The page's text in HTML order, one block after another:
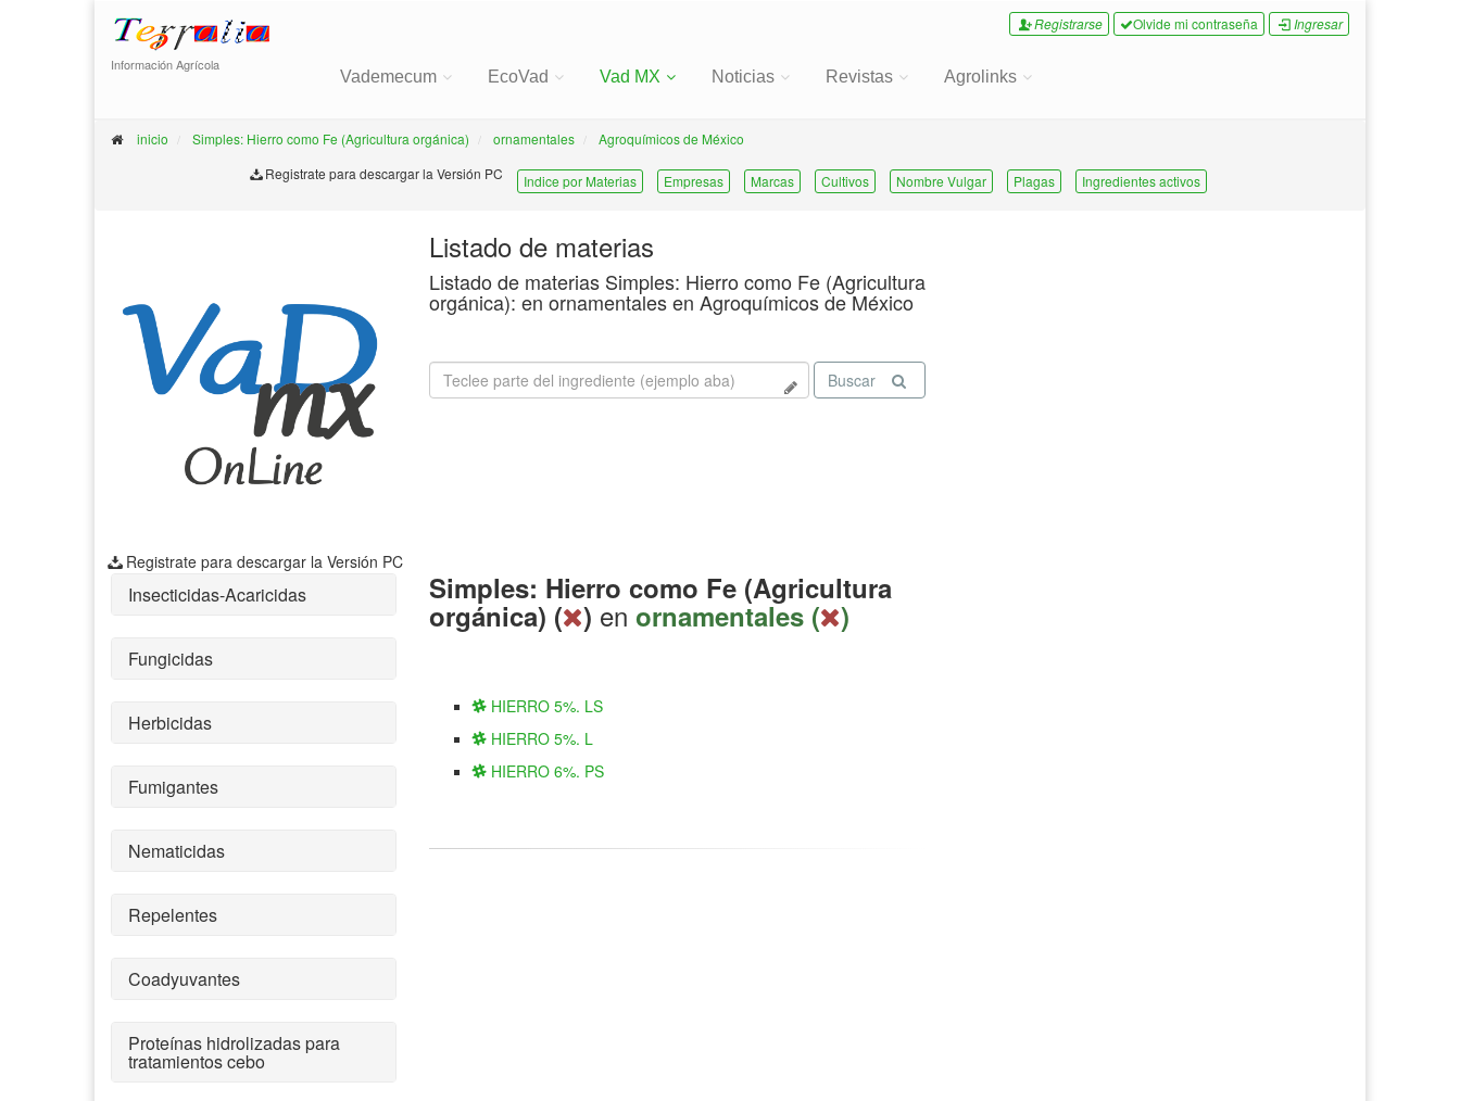
Información Agrícola
Registrarse Olvide mi contraseña Ingresar
Vademecum EcoVad Vad MX Noticias Revistas Agrolinks
inicio Simples: Hierro como Fe (Agricultura orgánica) ornamentales
Agroquímicos de México
Registrate para descargar la Versión PC
Indice por Materias Empresas Marcas Cultivos Nombre Vulgar Plagas Ingredientes activos
Registrate para descargar la Versión PC
Listado de materias
Listado de materias Simples: Hierro como Fe (Agricultura
orgánica): en ornamentales en Agroquímicos de México
Buscar
Insecticidas-Acaricidas
Fungicidas
Herbicidas
Fumigantes
Nematicidas
Repelentes
Coadyuvantes
Proteínas hidrolizadas para
tratamientos cebo
Simples: Hierro como Fe (Agricultura
orgánica) ( ) en ornamentales ( )
HIERRO 5%. LS
HIERRO 5%. L
HIERRO 6%. PS